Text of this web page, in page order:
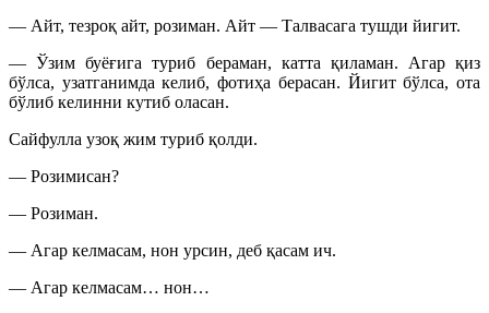
— Айт, тезроқ айт, розиман. Айт — Талвасага тушди йигит.
— Ўзим буёғига туриб бераман, катта қиламан. Агар қиз
бўлса, узатганимда келиб, фотиҳа берасан. Йигит бўлса, ота
бўлиб келинни кутиб оласан.
Сайфулла узоқ жим туриб қолди.
— Розимисан?
— Розиман.
— Агар келмасам, нон урсин, деб қасам ич.
— Агар келмасам… нон…